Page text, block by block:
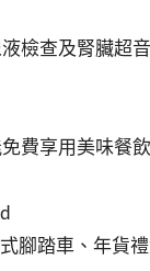
檢查及腎臟超
費享用美味餐
腳踏車、年貨